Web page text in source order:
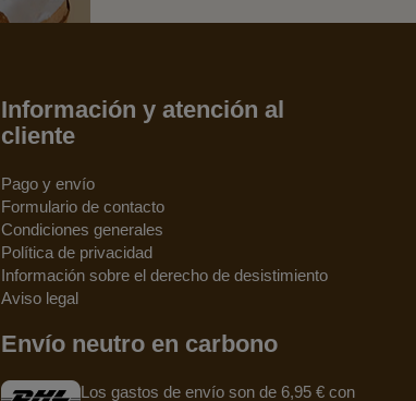
Información y atención al
cliente
Pago y envío
Formulario de contacto
Condiciones generales
Política de privacidad
Información sobre el derecho de desistimiento
Aviso legal
Envío neutro en carbono
Los gastos de envío son de 6,95 € con